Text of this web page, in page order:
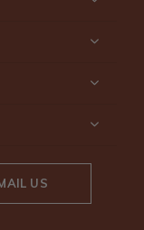
US